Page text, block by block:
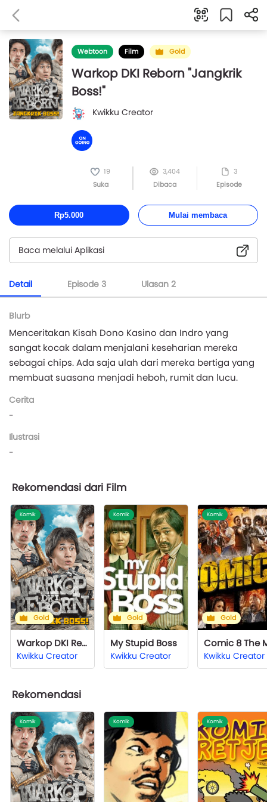
Webtoon Film Gold
Warkop DKI Reborn "Jangkrik
Boss!"
Kwikku Creator
19
Suka
3,404
Dibaca
3
Episode
Rp5.000 Mulai membaca
Baca melalui Aplikasi
Detail Episode 3 Ulasan 2
Blurb
Menceritakan Kisah Dono Kasino dan Indro yang
sangat kocak dalam menjalani keseharian mereka
sebagai chips. Ada saja ulah dari mereka bertiga yang
membuat suasana menjadi heboh, rumit dan lucu.
Cerita
-
Ilustrasi
-
Rekomendasi dari Film
Komik
Gold
Warkop DKI Reborn "Jangkrik Boss!"
Kwikku Creator
Komik
Gold
My Stupid Boss
Kwikku Creator
Komik
Gold
Kwikku Creator
Rekomendasi
Komik Komik Komik